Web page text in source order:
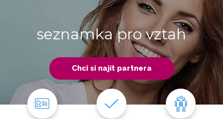
seznamka pro vztah
Chci si najít partnera